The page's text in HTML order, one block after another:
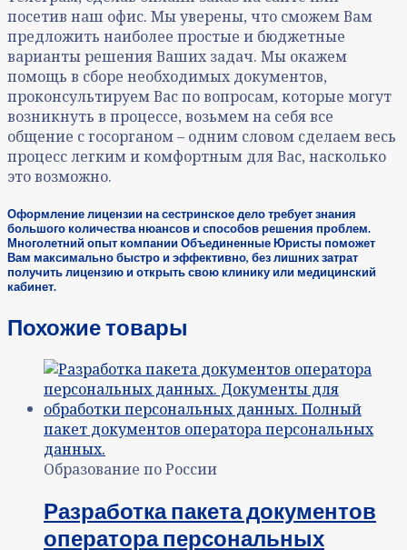
посетив наш офис. Мы уверены, что сможем Вам
предложить наиболее простые и бюджетные
варианты решения Ваших задач. Мы окажем
помощь в сборе необходимых документов,
проконсультируем Вас по вопросам, которые могут
возникнуть в процессе, возьмем на себя все
общение с госорганом – одним словом сделаем весь
процесс легким и комфортным для Вас, насколько
это возможно.
Оформление лицензии на сестринское дело требует знания
большого количества нюансов и способов решения проблем.
Многолетний опыт компании Объединенные Юристы поможет
Вам максимально быстро и эффективно, без лишних затрат
получить лицензию и открыть свою клинику или медицинский
кабинет.
Похожие товары
Образование по России
Разработка пакета документов
оператора персональных